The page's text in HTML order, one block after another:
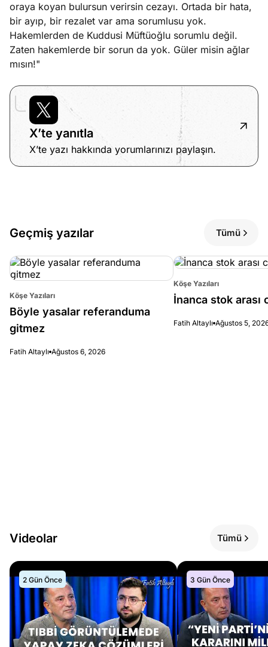
oraya koyan bulursun verirsin cezayı. Ortada bir hata,
bir ayıp, bir rezalet var ama sorumlusu yok.
Hakemlerden de Kuddusi Müftüoğlu sorumlu değil.
Zaten hakemlerde bir sorun da yok. Güler misin ağlar
mısın!"
X’te yanıtla
X’te yazı hakkında yorumlarınızı paylaşın.
Geçmiş yazılar Tümü
Köşe Yazıları
Böyle yasalar referanduma
gitmez
Fatih Altaylı Ağustos 6, 2026
Köşe Yazıları
İnanca stok arası
Fatih Altaylı Ağustos 5,
Videolar Tümü
2 Gün Önce 3 Gün Önce